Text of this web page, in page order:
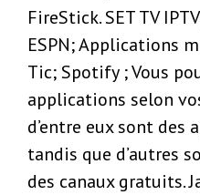
FireStick. SET TV
ESPN; Applications
Tic; Spotify ; Vous
applications selon
d’entre eux sont des
tandis que d’autres
des canaux gratuits.